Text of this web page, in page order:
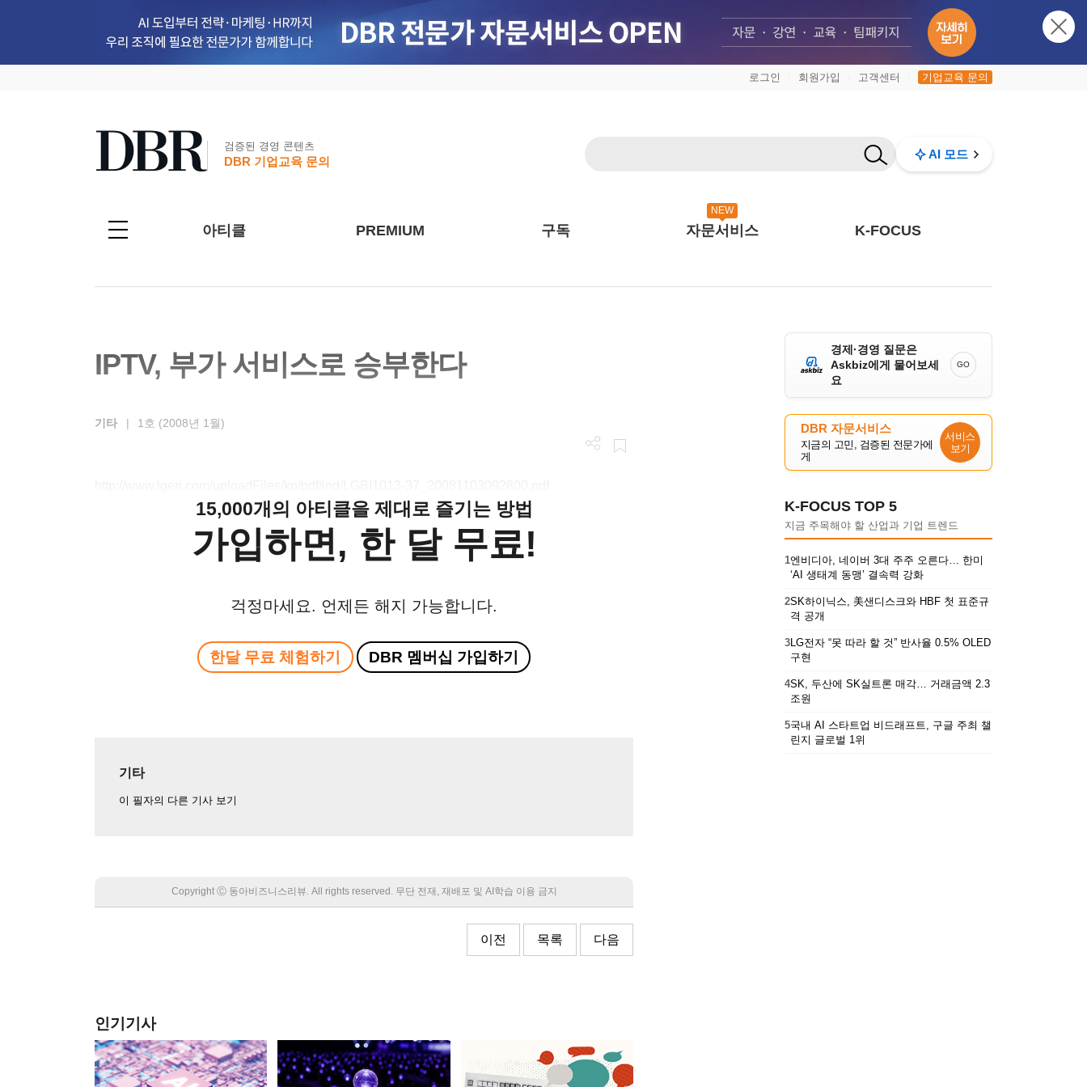
로그인 회원가입 고객센터 기업교육 문의
검증된 경영 콘텐츠
DBR 기업교육 문의
AI 모드
아티클 PREMIUM 구독
NEW
자문서비스 K-FOCUS
IPTV, 부가 서비스로 승부한다
기타 | 1호 (2008년 1월)
15,000개의 아티클을 제대로 즐기는 방법
가입하면, 한 달 무료!
걱정마세요. 언제든 해지 가능합니다.
한달 무료 체험하기 DBR 멤버십 가입하기
기타
이 필자의 다른 기사 보기
Copyright Ⓒ 동아비즈니스리뷰. All rights reserved. 무단 전재, 재배포 및 AI학습 이용 금지
이전 목록 다음
인기기사
경제·경영 질문은
Askbiz에게 물어보세
요
GO
DBR 자문서비스
지금의 고민, 검증된 전문가에
게
서비스
보기
K-FOCUS TOP 5
지금 주목해야 할 산업과 기업 트렌드
1엔비디아, 네이버 3대 주주 오른다… 한미
‘AI 생태계 동맹’ 결속력 강화
2SK하이닉스, 美샌디스크와 HBF 첫 표준규
격 공개
3LG전자 “못 따라 할 것” 반사율 0.5% OLED
구현
4SK, 두산에 SK실트론 매각… 거래금액 2.3
조원
5국내 AI 스타트업 비드래프트, 구글 주최 챌
린지 글로벌 1위